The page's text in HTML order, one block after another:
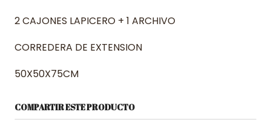
2 CAJONES LAPICERO + 1 ARCHIVO
CORREDERA DE EXTENSION
50X50X75CM
COMPARTIR ESTE PRODUCTO